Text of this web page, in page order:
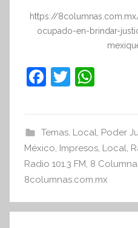
https://
ocupado-en-brindar-
F
e
b
o
k
T
er s
A
p
Temas, Local, Poder
México, Impresos, Local,
Radio 101.3 FM, 8
8columnas.com.mx